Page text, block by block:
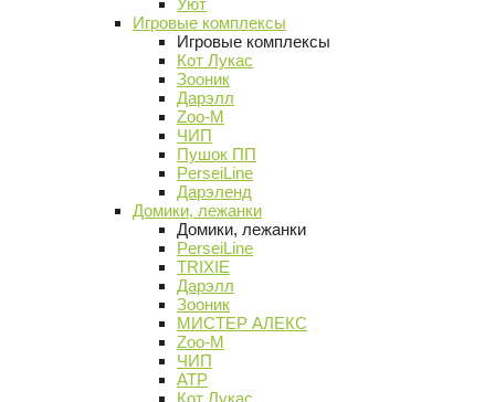
Уют
Игровые комплексы
Игровые комплексы
Кот Лукас
Зооник
Дарэлл
Zoo-M
ЧИП
Пушок ПП
PerseiLine
Дарэленд
Домики, лежанки
Домики, лежанки
PerseiLine
TRIXIE
Дарэлл
Зооник
МИСТЕР АЛЕКС
Zoo-M
ЧИП
АТР
Кот Лукас